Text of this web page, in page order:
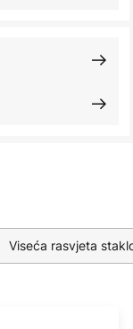
Viseća rasvjeta